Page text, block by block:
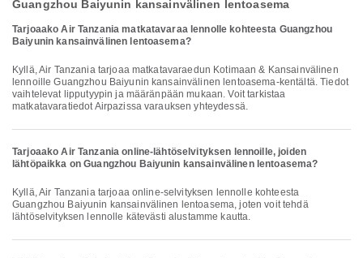
Guangzhou Baiyunin kansainvälinen lentoasema
Tarjoaako Air Tanzania matkatavaraa lennolle kohteesta Guangzhou
Baiyunin kansainvälinen lentoasema?
Kyllä, Air Tanzania tarjoaa matkatavaraedun Kotimaan & Kansainvälinen
lennoille Guangzhou Baiyunin kansainvälinen lentoasema-kentältä. Tiedot
vaihtelevat lipputyypin ja määränpään mukaan. Voit tarkistaa
matkatavaratiedot Airpazissa varauksen yhteydessä.
Tarjoaako Air Tanzania online-lähtöselvityksen lennoille, joiden
lähtöpaikka on Guangzhou Baiyunin kansainvälinen lentoasema?
Kyllä, Air Tanzania tarjoaa online-selvityksen lennolle kohteesta
Guangzhou Baiyunin kansainvälinen lentoasema, joten voit tehdä
lähtöselvityksen lennolle kätevästi alustamme kautta.